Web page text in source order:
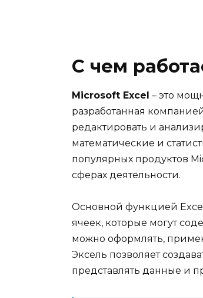
С чем
Microsoft Excel – это
разработанная
редактировать и
математические и
популярных продуктов
сферах деятельности.
Основной функцией Excel
ячеек, которые могут
можно оформлять,
Эксель позволяет
представлять данные и